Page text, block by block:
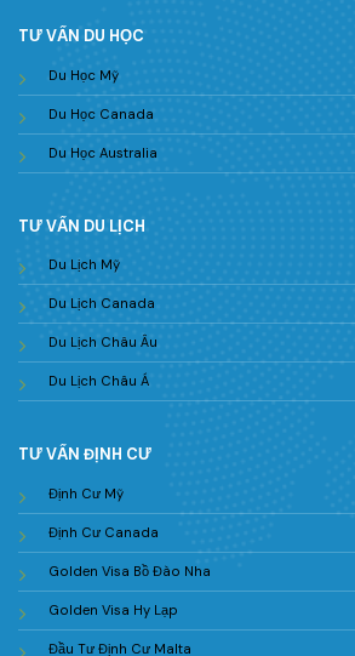
TƯ VẤN DU HỌC
Du Học Mỹ
Du Học Canada
Du Học Australia
TƯ VẤN DU LỊCH
Du Lịch Mỹ
Du Lịch Canada
Du Lịch Châu Âu
Du Lịch Châu Á
TƯ VẤN ĐỊNH CƯ
Định Cư Mỹ
Định Cư Canada
Golden Visa Bồ Đào Nha
Golden Visa Hy Lạp
Đầu Tư Định Cư Malta